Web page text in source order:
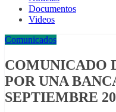
Documentos
Videos
Comunicados
COMUNICADO
POR UNA
SEPTIEMBRE